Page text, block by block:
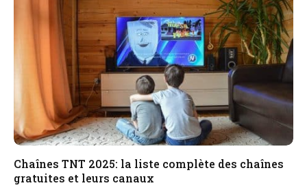
Chaînes TNT 2025: la liste complète des chaînes
gratuites et leurs canaux